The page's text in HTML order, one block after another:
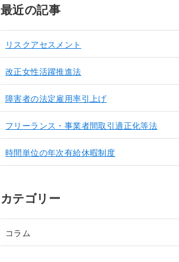
最近の記事
リスクアセスメント
改正女性活躍推進法
障害者の法定雇用率引上げ
フリーランス・事業者間取引適正化等法
時間単位の年次有給休暇制度
カテゴリー
コラム